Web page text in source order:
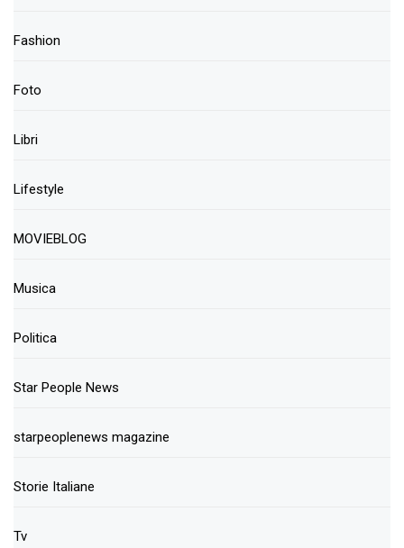
Fashion
Foto
Libri
Lifestyle
MOVIEBLOG
Musica
Politica
Star People News
starpeoplenews magazine
Storie Italiane
Tv